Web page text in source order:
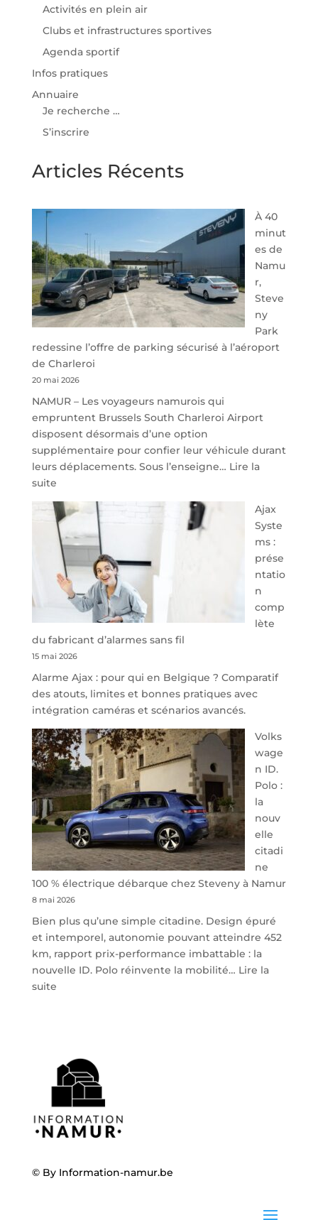
Activités en plein air
Clubs et infrastructures sportives
Agenda sportif
Infos pratiques
Annuaire
Je recherche …
S’inscrire
Articles Récents
À 40
minut
es de
Namu
r,
Steve
ny
Park
redessine l’offre de parking sécurisé à l’aéroport
de Charleroi
20 mai 2026
NAMUR – Les voyageurs namurois qui
empruntent Brussels South Charleroi Airport
disposent désormais d’une option
supplémentaire pour confier leur véhicule durant
leurs déplacements. Sous l’enseigne… Lire la
suite:
À
40
minutes
de
Namur,
Steveny
Park
redessine
de
parking
sécurisé
à
l’aéroport
de
Charleroi
Ajax
Syste
ms :
prése
ntatio
n
comp
lète
du fabricant d’alarmes sans fil
15 mai 2026
Alarme Ajax : pour qui en Belgique ? Comparatif
des atouts, limites et bonnes pratiques avec
intégration caméras et scénarios avancés.
Volks
wage
n ID.
Polo :
la
nouv
elle
citadi
ne
100 % électrique débarque chez Steveny à Namur
8 mai 2026
Bien plus qu’une simple citadine. Design épuré
et intemporel, autonomie pouvant atteindre 452
km, rapport prix-performance imbattable : la
nouvelle ID. Polo réinvente la mobilité… Lire la
suite:
la
nouvelle
citadine
100
%
débarque
© By Information-namur.be